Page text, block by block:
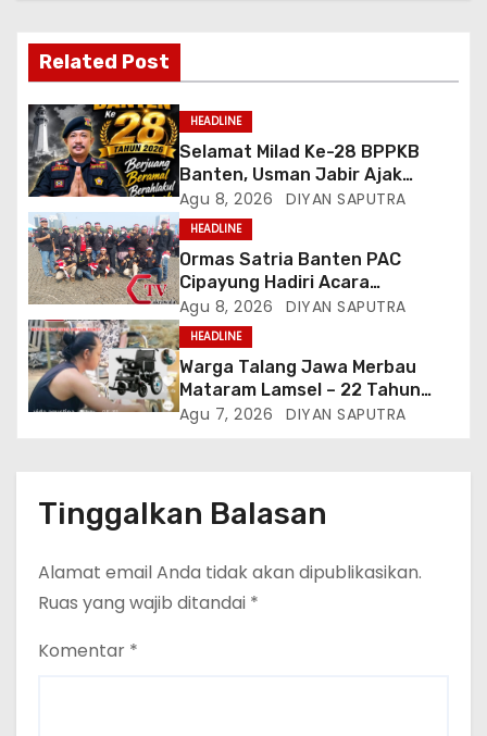
Related Post
HEADLINE
Selamat Milad Ke-28 BPPKB
Banten, Usman Jabir Ajak
Perkuat Solidaritas Dan
Kebersamaan
Agu 8, 2026 DIYAN SAPUTRA
HEADLINE
Ormas Satria Banten PAC
Cipayung Hadiri Acara
Menjelang HUT Ke-81
Kemerdekaan RI Di Silang Monas
Agu 8, 2026 DIYAN SAPUTRA
HEADLINE
Warga Talang Jawa Merbau
Mataram Lamsel – 22 Tahun
Lumpuh Vina Agustina Viral Di
Cakrawala Tv Meminta Pemda
Lamsel Bertindak
Agu 7, 2026 DIYAN SAPUTRA
Tinggalkan Balasan
Alamat email Anda tidak akan dipublikasikan.
Ruas yang wajib ditandai *
Komentar *